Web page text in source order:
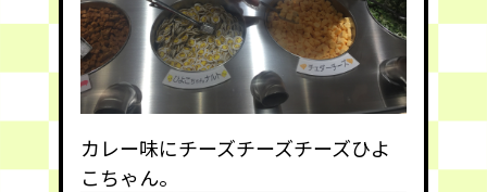
カレー味にチーズチーズチーズひよ
こちゃん。